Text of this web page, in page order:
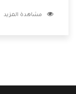
الشركة بها والتى
مشاهدة المزيد